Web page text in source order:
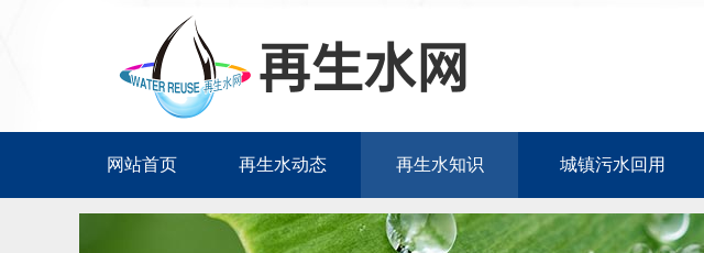
网站首页 再生水动态 再生水知识 城镇污水回用